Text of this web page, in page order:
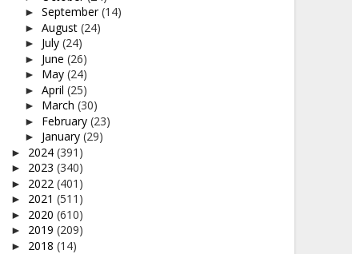
► September(14)
► August (24)
► July (24)
► June (26)
► May (24)
► April (25)
► March (30)
► February (23)
► January (29)
► 2024 (391)
► 2023 (340)
► 2022 (401)
► 2021 (511)
► 2020 (610)
► 2019 (209)
► 2018 (14)